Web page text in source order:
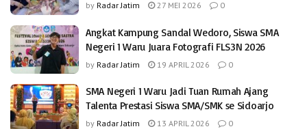
by Radar Jatim 27 MEI 2026 0
Angkat Kampung Sandal Wedoro, Siswa SMA
Negeri 1 Waru Juara Fotografi FLS3N 2026
by Radar Jatim 19 APRIL 2026 0
SMA Negeri 1 Waru Jadi Tuan Rumah Ajang
Talenta Prestasi Siswa SMA/SMK se Sidoarjo
by Radar Jatim 13 APRIL 2026 0